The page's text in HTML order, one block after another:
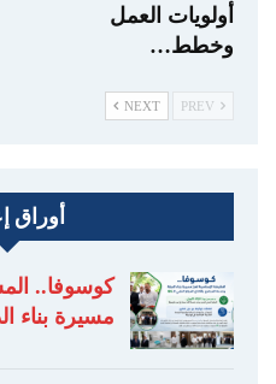
أولويات العمل
وخطط…
NEXT
أوراق
كوسوفا..
مسيرة بناء